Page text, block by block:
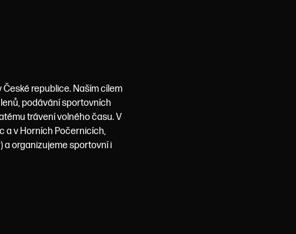
republice. Naším cílem
podávání sportovních
trávení volného času. V
a v Horních Počernicích,
a organizujeme sportovní i